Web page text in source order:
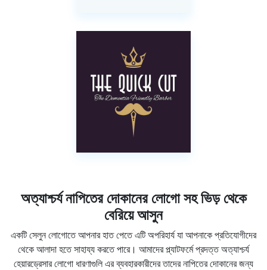
অত্যাশ্চর্য নাপিতের দোকানের লোগো সহ ভিড় থেকে
বেরিয়ে আসুন
একটি সেলুন লোগোতে আপনার হাত পেতে এটি অপরিহার্য যা আপনাকে প্রতিযোগীদের
থেকে আলাদা হতে সাহায্য করতে পারে। আমাদের প্ল্যাটফর্মে প্রদত্ত অত্যাশ্চর্য
হেয়ারড্রেসার লোগো ধারণাগুলি এর ব্যবহারকারীদের তাদের নাপিতের দোকানের জন্য